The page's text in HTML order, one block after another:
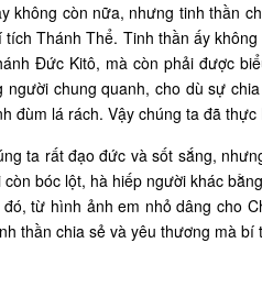
không còn nữa, nhưng tinh thần
Thánh Thể. Tinh thần ấy
Đức Kitô, mà còn phải được
chung quanh, cho dù sự
đùm lá rách. Vậy chúng ta đã
ta rất đạo đức và sốt sắng,
bóc lột, hà hiếp người khác
từ hình ảnh em nhỏ dâng cho
thần chia sẻ và yêu thương mà